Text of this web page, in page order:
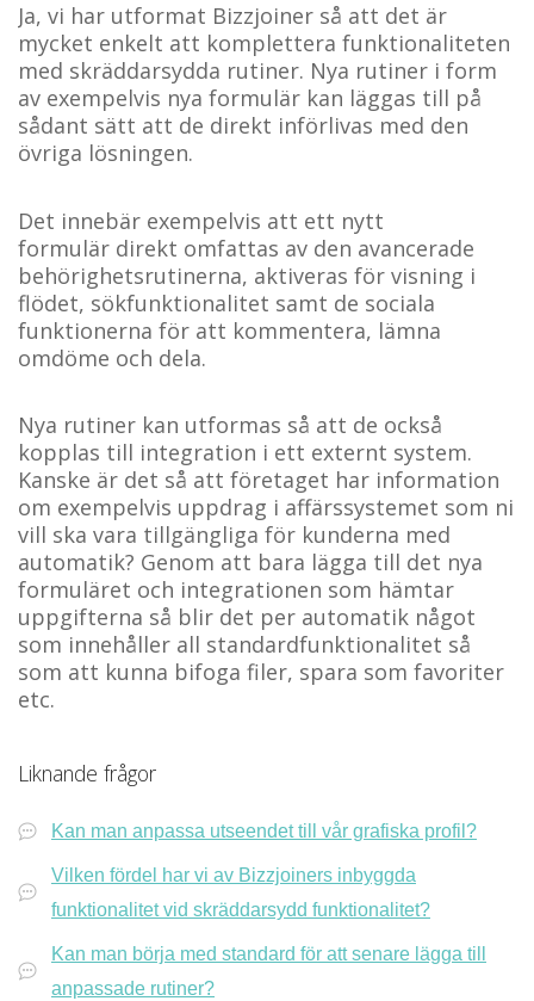
Ja, vi har utformat Bizzjoiner så att det är
mycket enkelt att komplettera funktionaliteten
med skräddarsydda rutiner. Nya rutiner i form
av exempelvis nya formulär kan läggas till på
sådant sätt att de direkt införlivas med den
övriga lösningen.
Det innebär exempelvis att ett nytt
formulär direkt omfattas av den avancerade
behörighetsrutinerna, aktiveras för visning i
flödet, sökfunktionalitet samt de sociala
funktionerna för att kommentera, lämna
omdöme och dela.
Nya rutiner kan utformas så att de också
kopplas till integration i ett externt system.
Kanske är det så att företaget har information
om exempelvis uppdrag i affärssystemet som ni
vill ska vara tillgängliga för kunderna med
automatik? Genom att bara lägga till det nya
formuläret och integrationen som hämtar
uppgifterna så blir det per automatik något
som innehåller all standardfunktionalitet så
som att kunna bifoga filer, spara som favoriter
etc.
Liknande frågor
Kan man anpassa utseendet till vår grafiska profil?
Vilken fördel har vi av Bizzjoiners inbyggda
funktionalitet vid skräddarsydd funktionalitet?
Kan man börja med standard för att senare lägga till
anpassade rutiner?